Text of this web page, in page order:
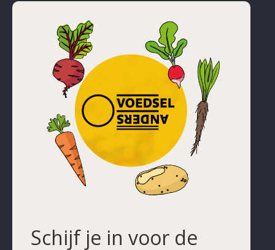
Schijf je in voor de